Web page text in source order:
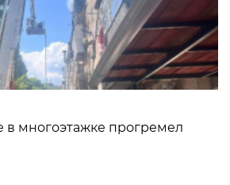
в многоэтажке прогремел